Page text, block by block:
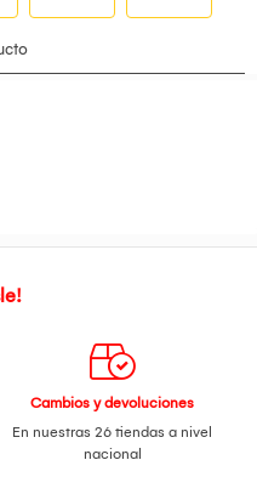
Cambios y devoluciones
En nuestras 26 tiendas a nivel
nacional